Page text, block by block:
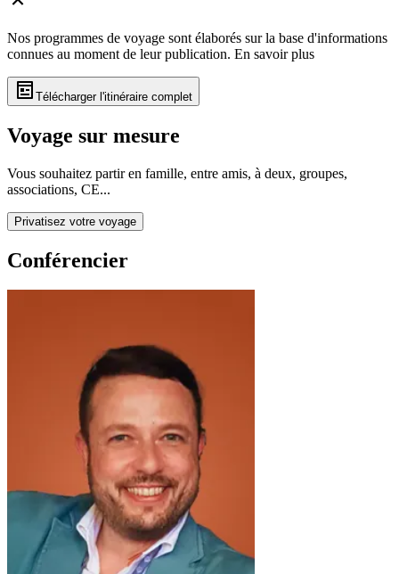
Nos programmes de voyage sont élaborés sur la base d'informations
connues au moment de leur publication. En savoir plus
Télécharger l'itinéraire complet
Voyage sur mesure
Vous souhaitez partir en famille, entre amis, à deux, groupes,
associations, CE...
Privatisez votre voyage
Conférencier